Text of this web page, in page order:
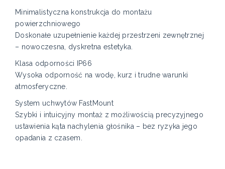
Minimalistyczna konstrukcja do montażu
powierzchniowego
Doskonałe uzupełnienie każdej przestrzeni zewnętrznej
– nowoczesna, dyskretna estetyka.
Klasa odporności IP66
Wysoka odporność na wodę, kurz i trudne warunki
atmosferyczne.
System uchwytów FastMount
Szybki i intuicyjny montaż z możliwością precyzyjnego
ustawienia kąta nachylenia głośnika – bez ryzyka jego
opadania z czasem.